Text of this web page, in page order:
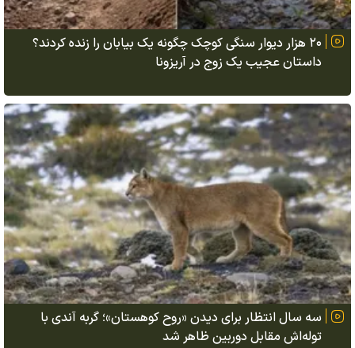
۲۰ هزار دیوار سنگی کوچک چگونه یک بیابان را زنده کردند؟
داستان عجیب یک زوج در آریزونا
سه سال انتظار برای دیدن «روح کوهستان»؛ گربه آندی با
توله‌اش مقابل دوربین ظاهر شد